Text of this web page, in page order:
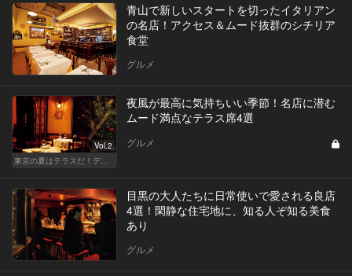
青山で新しいスタートを切ったイタリアン
の名店！アクセス＆ムード抜群のシチリア
食堂
グルメ
Vol.2
東京の夏はテラスだ！デートも女子会も盛り上がること間違いなし！
夜風が最高に気持ちいい季節！名店に潜む
ムード満点なテラス席4選
グルメ
目黒の大人たちに日常使いで愛される良店
4選！閑静な住宅地に、知る人ぞ知る美食
あり
グルメ